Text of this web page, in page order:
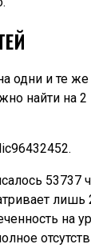
одни и те
найти на
53737
лишь
на